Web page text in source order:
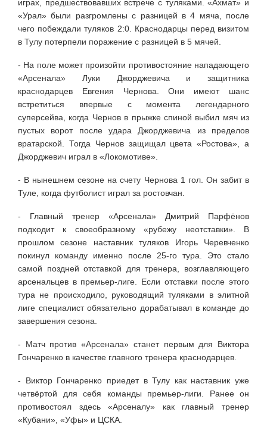
играх, предшествовавших встрече с туляками. «Ахмат» и
«Урал» были разгромлены с разницей в 4 мяча, после
чего побеждали туляков 2:0. Краснодарцы перед визитом
в Тулу потерпели поражение с разницей в 5 мячей.
- На поле может произойти противостояние нападающего
«Арсенала» Луки Джорджевича и защитника
краснодарцев Евгения Чернова. Они имеют шанс
встретиться впервые с момента легендарного
суперсейва, когда Чернов в прыжке спиной выбил мяч из
пустых ворот после удара Джорджевича из пределов
вратарской. Тогда Чернов защищал цвета «Ростова», а
Джорджевич играл в «Локомотиве».
- В нынешнем сезоне на счету Чернова 1 гол. Он забит в
Туле, когда футболист играл за ростовчан.
- Главный тренер «Арсенала» Дмитрий Парфёнов
подходит к своеобразному «рубежу неотставки». В
прошлом сезоне наставник туляков Игорь Черевченко
покинул команду именно после 25-го тура. Это стало
самой поздней отставкой для тренера, возглавляющего
арсенальцев в премьер-лиге. Если отставки после этого
тура не происходило, руководящий туляками в элитной
лиге специалист обязательно дорабатывал в команде до
завершения сезона.
- Матч против «Арсенала» станет первым для Виктора
Гончаренко в качестве главного тренера краснодарцев.
- Виктор Гончаренко приедет в Тулу как наставник уже
четвёртой для себя команды премьер-лиги. Ранее он
противостоял здесь «Арсеналу» как главный тренер
«Кубани», «Уфы» и ЦСКА.